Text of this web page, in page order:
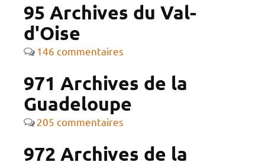
95 Archives du Val-
d'Oise
146 commentaires
971 Archives de la
Guadeloupe
205 commentaires
972 Archives de la